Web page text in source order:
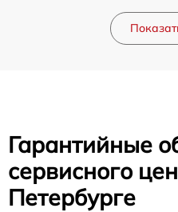
Гарантийные
сервисного
Петербурге